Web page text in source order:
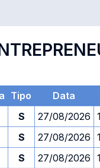
Tipo Data
S 27/08/2026
S 27/08/2026
S 27/08/2026